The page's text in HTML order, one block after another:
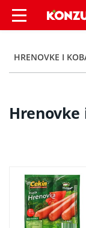
HRENOVKE I
Hrenovke